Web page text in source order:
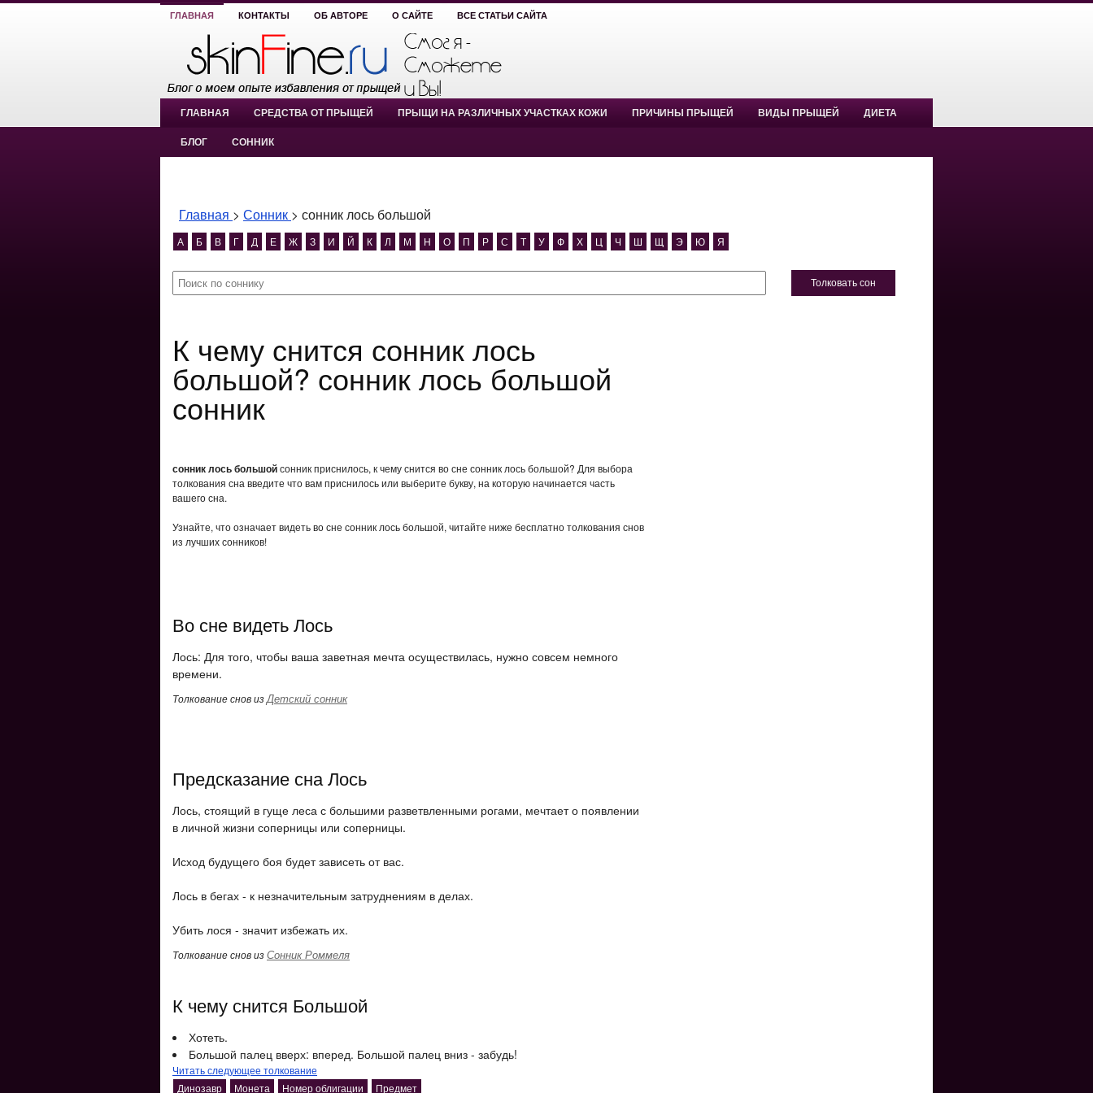
ГЛАВНАЯ КОНТАКТЫ ОБ АВТОРЕ О САЙТЕ ВСЕ СТАТЬИ САЙТА
ГЛАВНАЯ СРЕДСТВА ОТ ПРЫЩЕЙ ПРЫЩИ НА РАЗЛИЧНЫХ УЧАСТКАХ КОЖИ ПРИЧИНЫ ПРЫЩЕЙ ВИДЫ ПРЫЩЕЙ ДИЕТА
БЛОГ СОННИК
Главная > Сонник > сонник лось большой
А Б В Г Д Е Ж З И Й К Л М Н О П Р С Т У Ф Х Ц Ч Ш Щ Э Ю Я
Толковать сон
К чему снится сонник лось
большой? сонник лось большой
сонник
сонник лось большойсонник приснилось, к чему снится во сне сонник лось большой? Для выбора
толкования сна введите что вам приснилось или выберите букву, на которую начинается часть
вашего сна.
Узнайте, что означает видеть во сне сонник лось большой, читайте ниже бесплатно толкования снов
из лучших сонников!
Во сне видеть Лось
Лось: Для того, чтобы ваша заветная мечта осуществилась, нужно совсем немного
времени.
Толкование снов изДетский сонник
Предсказание сна Лось
Лось, стоящий в гуще леса с большими разветвленными рогами, мечтает о появлении
в личной жизни соперницы или соперницы.
Исход будущего боя будет зависеть от вас.
Лось в бегах - к незначительным затруднениям в делах.
Убить лося - значит избежать их.
Толкование снов изСонник Роммеля
К чему снится Большой
Хотеть.
Большой палец вверх: вперед. Большой палец вниз - забудь!
Читать следующее толкование
Динозавр
Монета Номер облигации Предмет